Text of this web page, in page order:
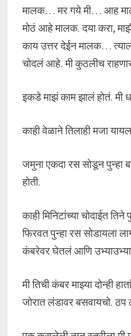
मालक… मर गये मी… आह
मोठं आहे मालक. दया करा,
काय उत्तर देईन मालक…
चोदलं आहे. मी कुठलीच राहणार
इकडे माझं काम झालं होतं. मी
काही वेळाने तिलाही मजा
जमुना एकदा रस सोडून पुन्हा
होती.
काही मिनिटांच्या चोदाईत
फिरवत पुन्हा रस सोडायला
कंबरेवर घेतलं आणि
मी तिची कंबर माझ्या दोन्ही
जोरात लंडावर बसवायचो.